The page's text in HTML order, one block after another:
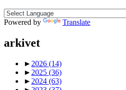
Powered by Translate
arkivet
► 2026 (14)
► 2025 (36)
► 2024 (63)